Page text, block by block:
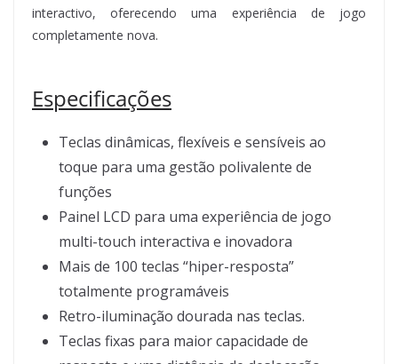
interactivo, oferecendo uma experiência de jogo
completamente nova.
Especificações
Teclas dinâmicas, flexíveis e sensíveis ao
toque para uma gestão polivalente de
funções
Painel LCD para uma experiência de jogo
multi-touch interactiva e inovadora
Mais de 100 teclas “hiper-resposta”
totalmente programáveis
Retro-iluminação dourada nas teclas.
Teclas fixas para maior capacidade de